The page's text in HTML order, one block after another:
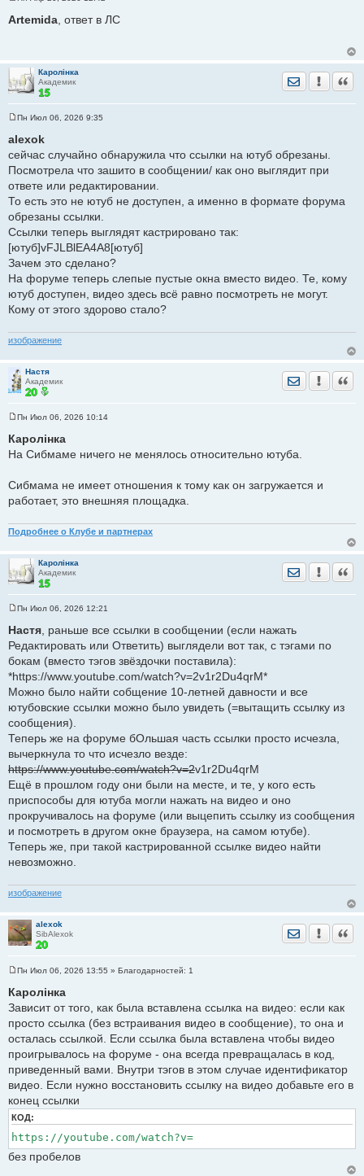
о
о
н
и
е
Artemida , ответ в ЛС
Каролiнка
Академик
Отправить
о
б
е
н
е
Пн Июл 06, 2026 9:35
alexok
сейчас случайно обнаружила что ссылки на ютуб обрезаны.
Посмотрела что зашито в сообщении/ как оно выглядит при
ответе или редактировании.
То есть это не ютуб не доступен, а именно в формате форума
обрезаны ссылки.
Ссылки теперь выглядят кастрировано так:
[ютуб]vFJLBlEA4A8[ютуб]
Зачем это сделано?
На форуме теперь слепые пустые окна вместо видео. Те, кому
ютуб доступен, видео здесь всё равно посмотреть не могут.
Кому от этого здорово стало?
изображение
Настя
Академик
Отправить
о
б
н
е
Пн Июл 06, 2026 10:14
Каролiнка
На Сибмаме ничего не менялось относительно ютуба.
Сибмама не имеет отношения к тому как он загружается и
работает, это внешняя площадка.
Подробнее о Клубе и партнерах
Каролiнка
Академик
Отправить
о
б
е
н
е
Пн Июл 06, 2026 12:21
Настя, раньше все ссылки в сообщении (если нажать
Редактировать или Ответить) выглядели вот так, с тэгами по
бокам (вместо тэгов звёздочки поставила):
*https://www.youtube.com/watch?v=2v1r2Du4qrM*
Можно было найти собщение 10-летней давности и все
ютубовские ссылки можно было увидеть (=вытащить ссылку из
сообщения).
Теперь же на форуме бОльшая часть ссылки просто исчезла,
вычеркнула то что исчезло везде:
https://www.youtube.com/watch?v=2v1r2Du4qrM
Ещё в прошлом году они были на месте, и те, у кого есть
приспособы для ютуба могли нажать на видео и оно
прокручивалось на форуме (или выцепить ссылку из сообщения
и посмотреть в другом окне браузера, на самом ютубе).
Теперь же, при такой кастрированной ссылке видео найти
невозможно.
изображение
alexok
SibAlexok
Отправить
о
б
е
н
е
Пн Июл 06, 2026 13:55 » Благодарностей: 1
Каролiнка
Зависит от того, как была вставлена ссылка на видео: если как
просто ссылка (без встраивания видео в сообщение), то она и
осталась ссылкой. Если ссылка была вставлена чтобы видео
проигрывалось на форуме - она всегда превращалась в код,
приведенный вами. Внутри тэгов в этом случае идентификатор
видео. Если нужно восстановить ссылку на видео добавьте его в
конец ссылки
КОД:
https://youtube.com/watch?v=
без пробелов